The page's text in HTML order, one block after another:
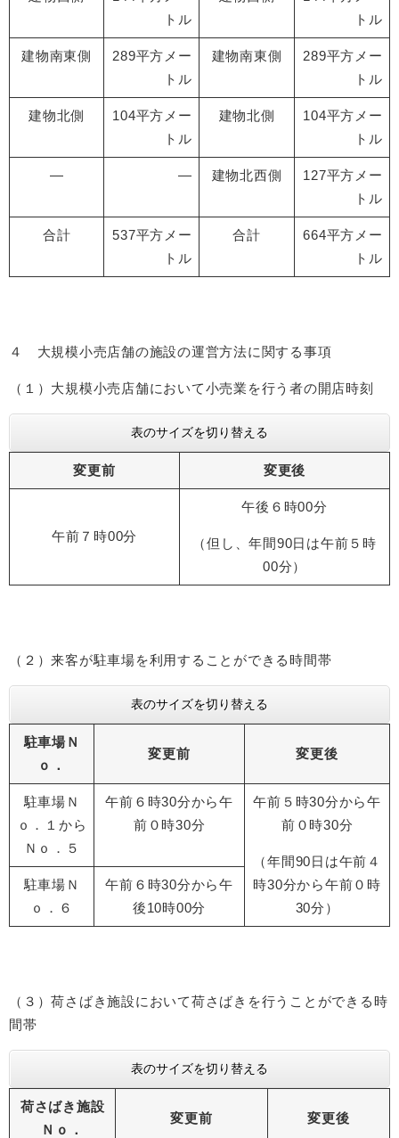
トル
トル
建物南東側
289平方メー
トル
建物南東側
289平方メー
トル
建物北側
104平方メー
トル
建物北側
104平方メー
トル
― ― 建物北西側
127平方メー
トル
合計
537平方メー
トル
合計
664平方メー
トル
４ 大規模小売店舗の施設の運営方法に関する事項
（１）大規模小売店舗において小売業を行う者の開店時刻
表のサイズを切り替える
変更前 変更後
午前７時00分
午後６時00分
（但し、年間90日は午前５時
00分）
（２）来客が駐車場を利用することができる時間帯
表のサイズを切り替える
駐車場Ｎ
ｏ．
変更前 変更後
駐車場Ｎ
ｏ．１から
Ｎｏ．５
午前６時30分から午
前０時30分
午前５時30分から午
前０時30分
（年間90日は午前４
時30分から午前０時
30分）
駐車場Ｎ
ｏ．６
午前６時30分から午
後10時00分
（３）荷さばき施設において荷さばきを行うことができる時
間帯
表のサイズを切り替える
荷さばき施設
Ｎｏ．
変更前 変更後